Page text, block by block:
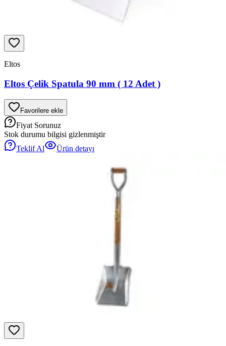
Eltos
Eltos Çelik Spatula 90 mm ( 12 Adet )
Favorilere ekle
Fiyat Sorunuz
Stok durumu bilgisi gizlenmiştir
Teklif Al
Ürün detayı